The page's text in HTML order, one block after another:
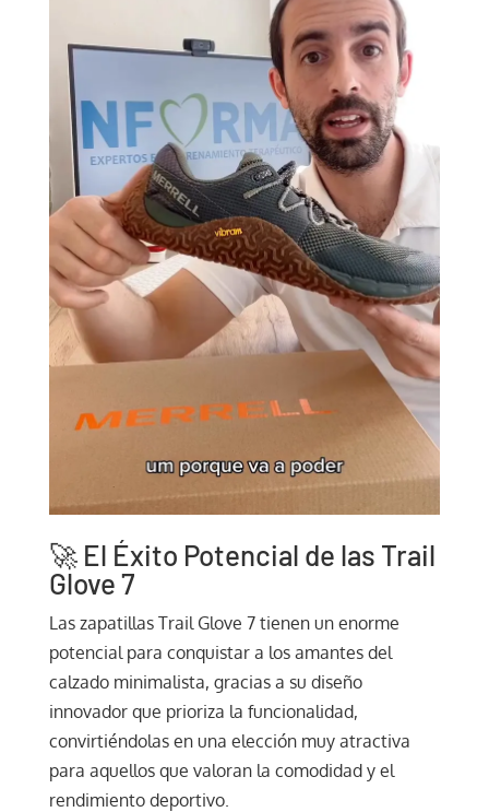
🚀 El Éxito Potencial de las Trail
Glove 7
Las zapatillas Trail Glove 7 tienen un enorme
potencial para conquistar a los amantes del
calzado minimalista, gracias a su diseño
innovador que prioriza la funcionalidad,
convirtiéndolas en una elección muy atractiva
para aquellos que valoran la comodidad y el
rendimiento deportivo.